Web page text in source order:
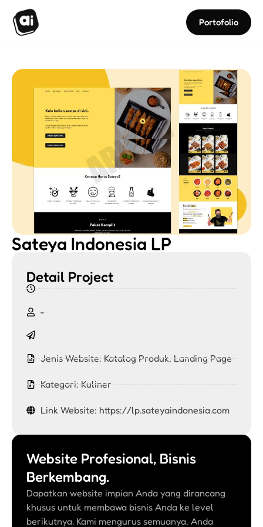
Portofolio
Sateya Indonesia LP
Detail Project
-
Jenis Website: Katalog Produk, Landing Page
Kategori: Kuliner
Link Website: https://lp.sateyaindonesia.com
Website Profesional, Bisnis
Berkembang.
Dapatkan website impian Anda yang dirancang
khusus untuk membawa bisnis Anda ke level
berikutnya. Kami mengurus semuanya, Anda